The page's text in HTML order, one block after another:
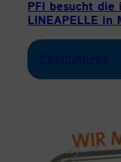
PFI besucht die
LINEAPELLE in
#Institutnews